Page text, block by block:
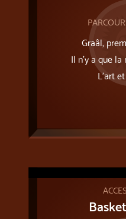
Graâl,
Il n’y a que
L'art